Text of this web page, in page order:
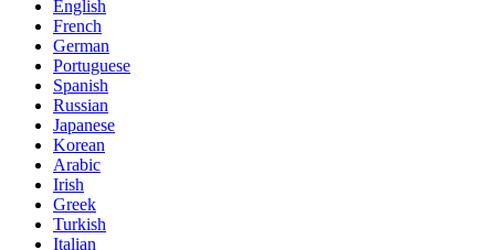
English
French
German
Portuguese
Spanish
Russian
Japanese
Korean
Arabic
Irish
Greek
Turkish
Italian